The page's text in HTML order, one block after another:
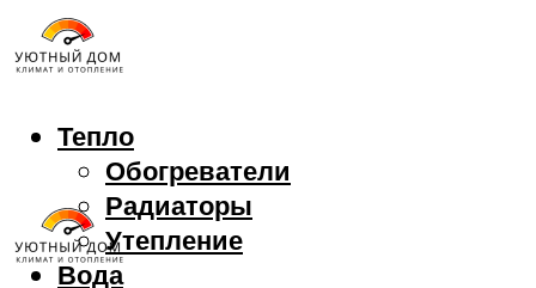
Тепло
Обогреватели
Радиаторы
Утепление
Вода